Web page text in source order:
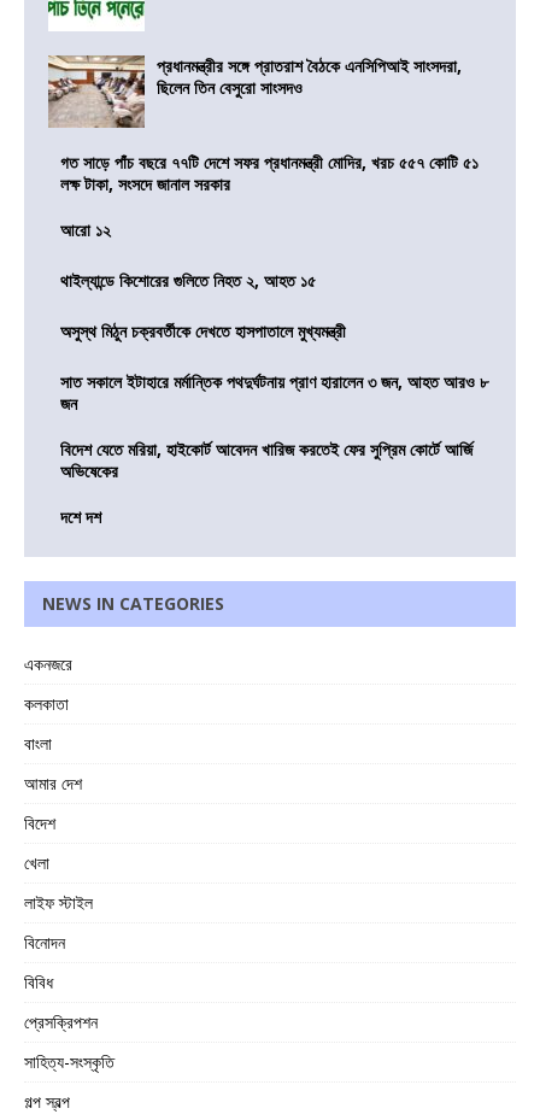
প্রধানমন্ত্রীর সঙ্গে প্রাতরাশ বৈঠকে এনসিপিআই সাংসদরা,
ছিলেন তিন বেসুরো সাংসদও
গত সাড়ে পাঁচ বছরে ৭৭টি দেশে সফর প্রধানমন্ত্রী মোদির, খরচ ৫৫৭ কোটি ৫১
লক্ষ টাকা, সংসদে জানাল সরকার
আরো ১২
থাইল্যান্ডে কিশোরের গুলিতে নিহত ২, আহত ১৫
অসুস্থ মিঠুন চক্রবর্তীকে দেখতে হাসপাতালে মুখ্যমন্ত্রী
সাত সকালে ইটাহারে মর্মান্তিক পথদুর্ঘটনায় প্রাণ হারালেন ৩ জন, আহত আরও ৮
জন
বিদেশ যেতে মরিয়া, হাইকোর্ট আবেদন খারিজ করতেই ফের সুপ্রিম কোর্টে আর্জি
অভিষেকের
দশে দশ
NEWS IN CATEGORIES
একনজরে
কলকাতা
বাংলা
আমার দেশ
বিদেশ
খেলা
লাইফ স্টাইল
বিনোদন
বিবিধ
প্রেসক্রিপশন
সাহিত্য-সংস্কৃতি
গল্প স্বল্প